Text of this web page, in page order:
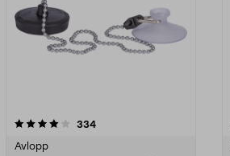
334recensioner
Avlopp
4.5 av 5 stjärnor